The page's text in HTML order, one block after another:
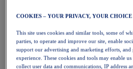
Løping
Terrengløping
Tennis
Volleyball
Håndball
Padel
Netball
COOKIES – YOUR PRIVACY, YOUR CHOICE
This site uses cookies and similar tools, some of
parties, to operate and improve our site, enable
support our advertising and marketing efforts, and
experience. These cookies and tools may enable
collect user data and communications, IP address